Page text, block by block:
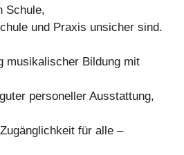
Schule,
und Praxis unsicher sind.
musikalischer Bildung mit
personeller Ausstattung,
für alle –